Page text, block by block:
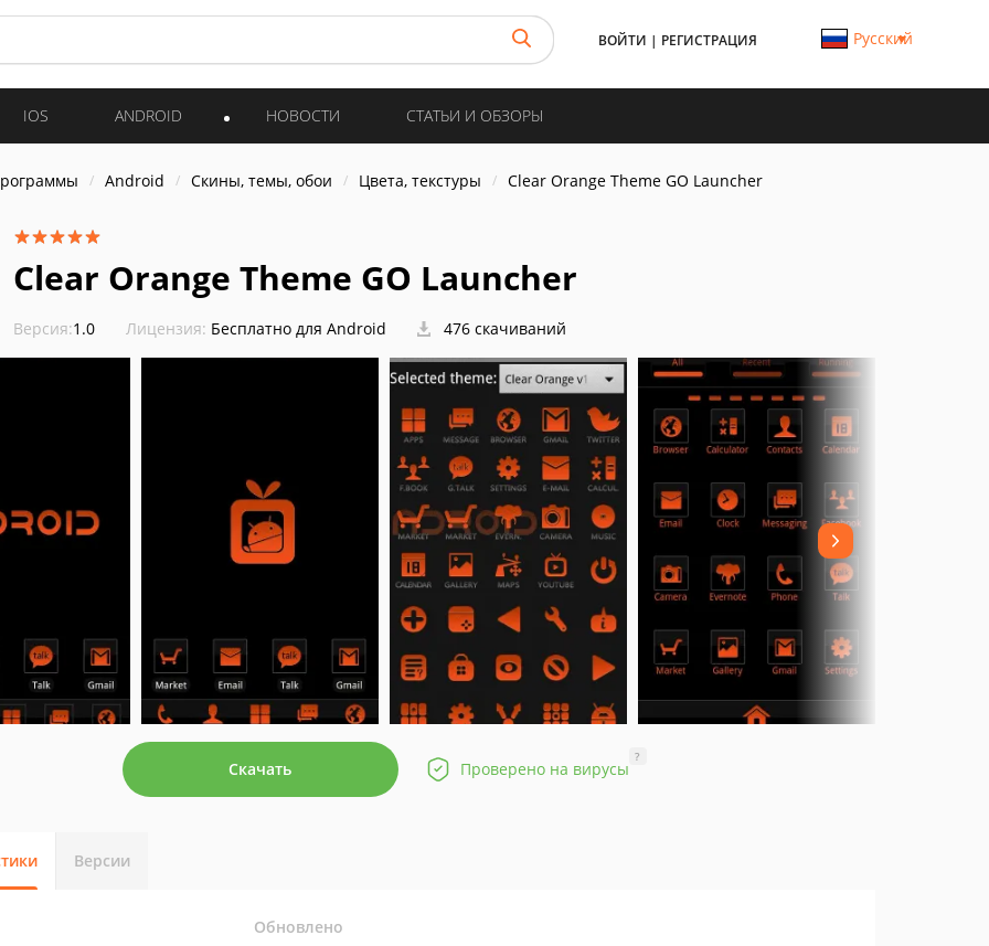
ВОЙТИ | РЕГИСТРАЦИЯ Русский
IOS ANDROID НОВОСТИ СТАТЬИ И ОБЗОРЫ
Android Скины, темы, обои Цвета, текстуры Clear Orange Theme GO Launcher
Clear Orange Theme GO Launcher
Версия:1.0 Лицензия: Бесплатно для Android 476 скачиваний
Скачать Проверено на вирусы
?
Версии
Обновлено